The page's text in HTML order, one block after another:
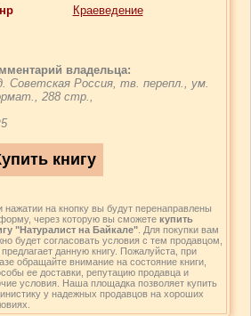
Краеведение
владельца:
Советская Россия, тв. перепл., ум.
288 стр.,
нажатии на кнопку вы будут перенаправлены
через которую вы сможете купить
"Натуралист на Байкале". Для покупки вам
будет согласовать условия с тем продавцом,
предлагает данную книгу. Пожалуйста, при
обращайте внимание на состояние книги,
ее доставки, репутацию продавца и
условия. Наша площадка позволяет купить
у надежных продавцов на хороших